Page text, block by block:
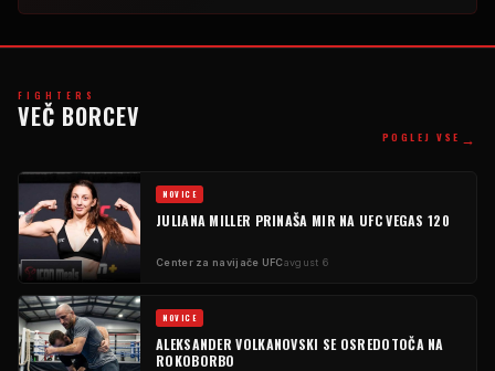
FIGHTERS
VEČ BORCEV
POGLEJ VSE →
NOVICE
JULIANA MILLER PRINAŠA MIR NA UFC VEGAS 120
Center za navijače UFCavgust 6
NOVICE
ALEKSANDER VOLKANOVSKI SE OSREDOTOČA NA
ROKOBORBO